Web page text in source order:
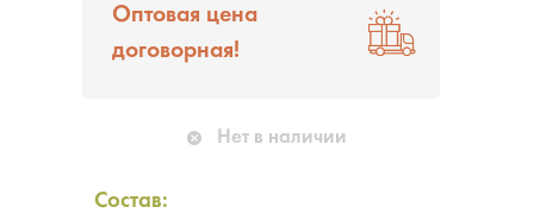
Оптовая цена
договорная!
Нет в наличии
Состав: